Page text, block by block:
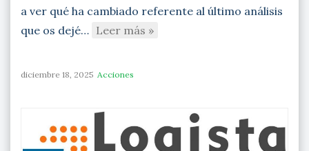
a ver qué ha cambiado referente al último análisis
que os dejé… Leer más »
diciembre 18, 2025 Acciones